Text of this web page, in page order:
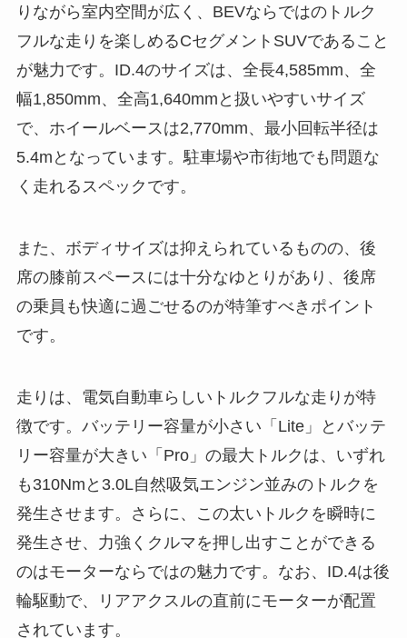
りながら室内空間が広く、BEVならではのトルク
フルな走りを楽しめるCセグメントSUVであること
が魅力です。ID.4のサイズは、全長4,585mm、全
幅1,850mm、全高1,640mmと扱いやすいサイズ
で、ホイールベースは2,770mm、最小回転半径は
5.4mとなっています。駐車場や市街地でも問題な
く走れるスペックです。
また、ボディサイズは抑えられているものの、後
席の膝前スペースには十分なゆとりがあり、後席
の乗員も快適に過ごせるのが特筆すべきポイント
です。
走りは、電気自動車らしいトルクフルな走りが特
徴です。バッテリー容量が小さい「Lite」とバッテ
リー容量が大きい「Pro」の最大トルクは、いずれ
も310Nmと3.0L自然吸気エンジン並みのトルクを
発生させます。さらに、この太いトルクを瞬時に
発生させ、力強くクルマを押し出すことができる
のはモーターならではの魅力です。なお、ID.4は後
輪駆動で、リアアクスルの直前にモーターが配置
されています。